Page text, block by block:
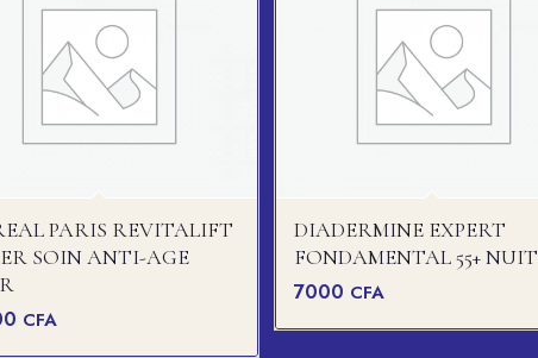
PARIS REVITALIFT
SOIN ANTI-AGE
CFA
DIADERMINE EXPERT
FONDAMENTAL 55+ NUIT
7000 CFA